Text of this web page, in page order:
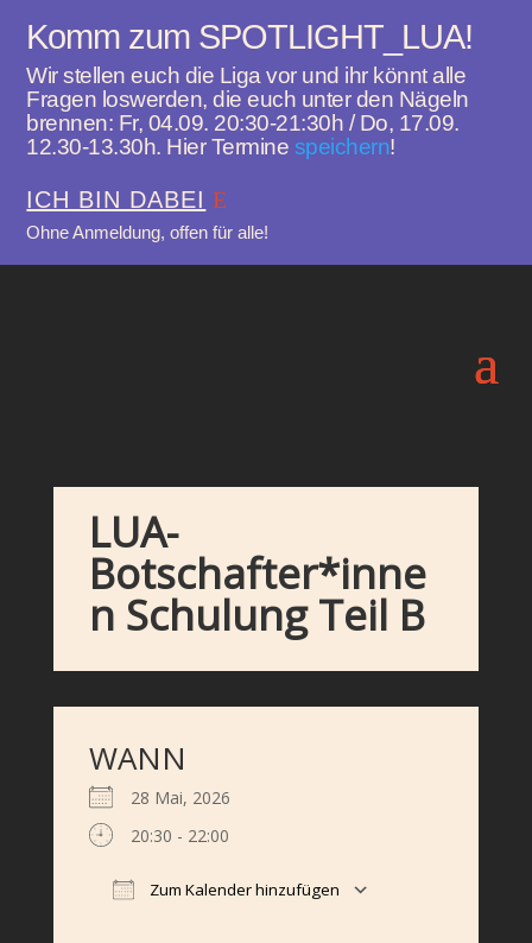
Komm zum SPOTLIGHT_LUA!
Wir stellen euch die Liga vor und ihr könnt alle
Fragen loswerden, die euch unter den Nägeln
brennen: Fr, 04.09. 20:30-21:30h / Do, 17.09.
12.30-13.30h. Hier Termine speichern!
ICH BIN DABEI
Ohne Anmeldung, offen für alle!
LUA-
Botschafter*inne
n Schulung Teil B
WANN
28 Mai, 2026
20:30 - 22:00
Zum Kalender hinzufügen